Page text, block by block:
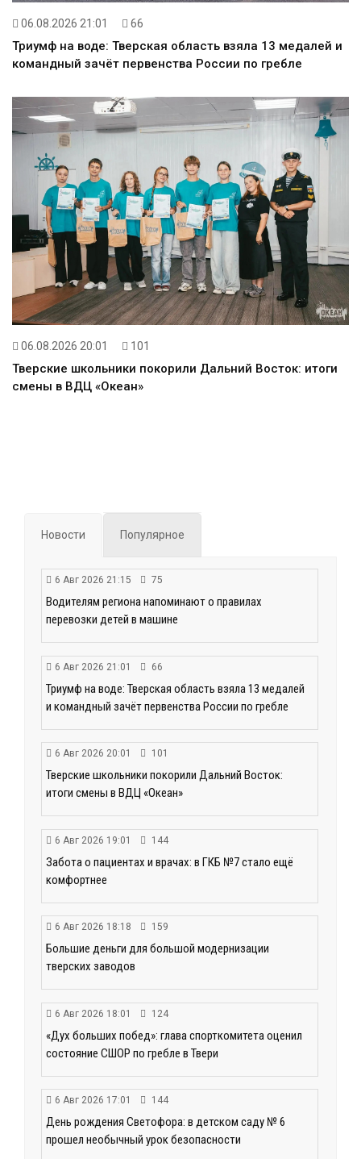
06.08.2026 21:01 66
Триумф на воде: Тверская область взяла 13 медалей и
командный зачёт первенства России по гребле
06.08.2026 20:01 101
Тверские школьники покорили Дальний Восток: итоги
смены в ВДЦ «Океан»
Новости Популярное
6 Авг 2026 21:15 75
Водителям региона напоминают о правилах
перевозки детей в машине
6 Авг 2026 21:01 66
Триумф на воде: Тверская область взяла 13 медалей
и командный зачёт первенства России по гребле
6 Авг 2026 20:01 101
Тверские школьники покорили Дальний Восток:
итоги смены в ВДЦ «Океан»
6 Авг 2026 19:01 144
Забота о пациентах и врачах: в ГКБ №7 стало ещё
комфортнее
6 Авг 2026 18:18 159
Большие деньги для большой модернизации
тверских заводов
6 Авг 2026 18:01 124
«Дух больших побед»: глава спорткомитета оценил
состояние СШОР по гребле в Твери
6 Авг 2026 17:01 144
День рождения Светофора: в детском саду № 6
прошел необычный урок безопасности